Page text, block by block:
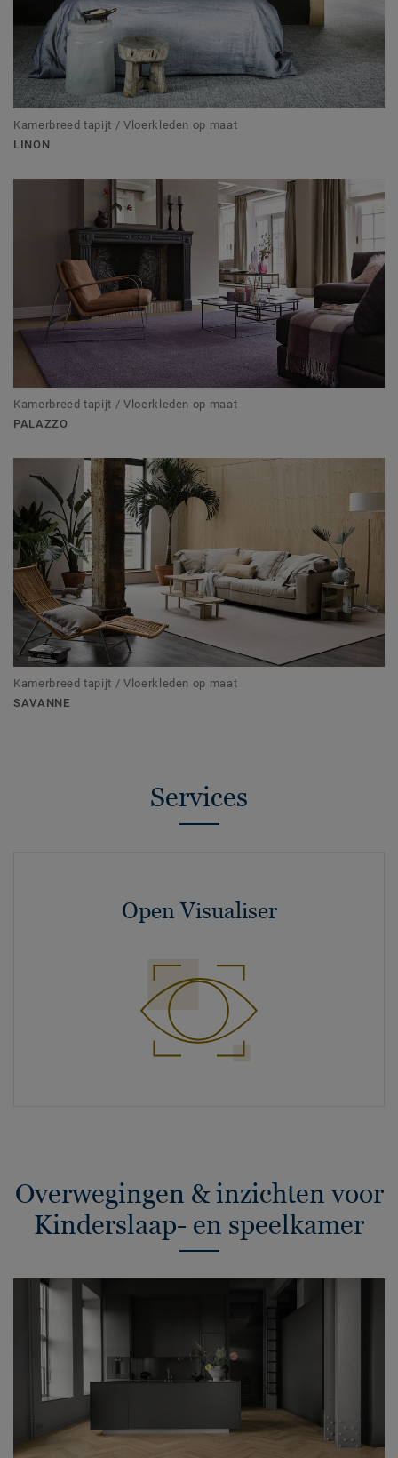
Kamerbreed tapijt / Vloerkleden op maat
LINON
Kamerbreed tapijt / Vloerkleden op maat
PALAZZO
Kamerbreed tapijt / Vloerkleden op maat
SAVANNE
Services
Open Visualiser
Overwegingen & inzichten voor
Kinderslaap- en speelkamer